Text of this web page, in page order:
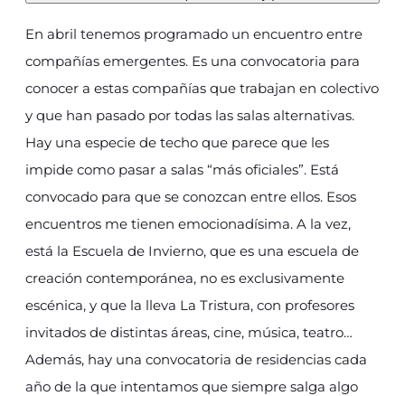
En abril tenemos programado un encuentro entre
compañías emergentes. Es una convocatoria para
conocer a estas compañías que trabajan en colectivo
y que han pasado por todas las salas alternativas.
Hay una especie de techo que parece que les
impide como pasar a salas “más oficiales”. Está
convocado para que se conozcan entre ellos. Esos
encuentros me tienen emocionadísima. A la vez,
está la Escuela de Invierno, que es una escuela de
creación contemporánea, no es exclusivamente
escénica, y que la lleva La Tristura, con profesores
invitados de distintas áreas, cine, música, teatro…
Además, hay una convocatoria de residencias cada
año de la que intentamos que siempre salga algo